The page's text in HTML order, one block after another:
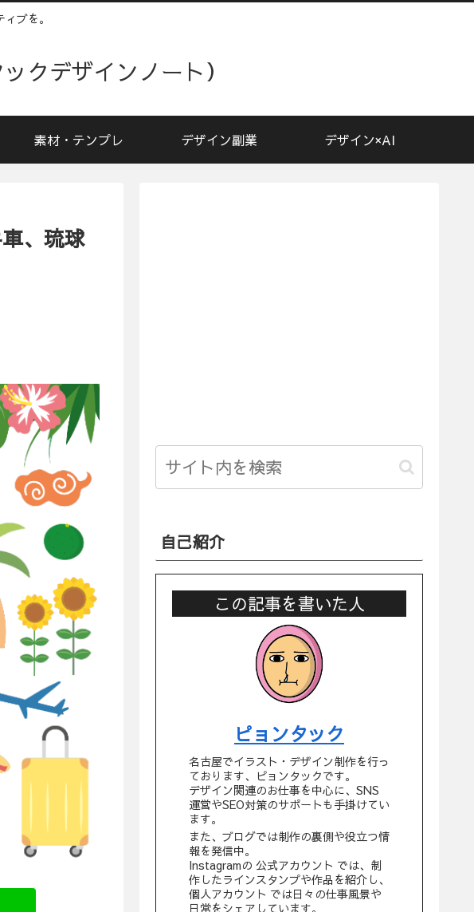
ブを。
クデザインノート）
素材・テンプレ デザイン副業 デザイン×AI
、琉球
自己紹介
この記事を書いた人
ピョンタック
名古屋でイラスト・デザイン制作を行っ
ております、ピョンタックです。
デザイン関連のお仕事を中心に、SNS
運営やSEO対策のサポートも手掛けてい
ます。
また、ブログでは制作の裏側や役立つ情
報を発信中。
Instagramの 公式アカウント では、制
作したラインスタンプや作品を紹介し、
個人アカウント では日々の仕事風景や
日常をシェアしています。